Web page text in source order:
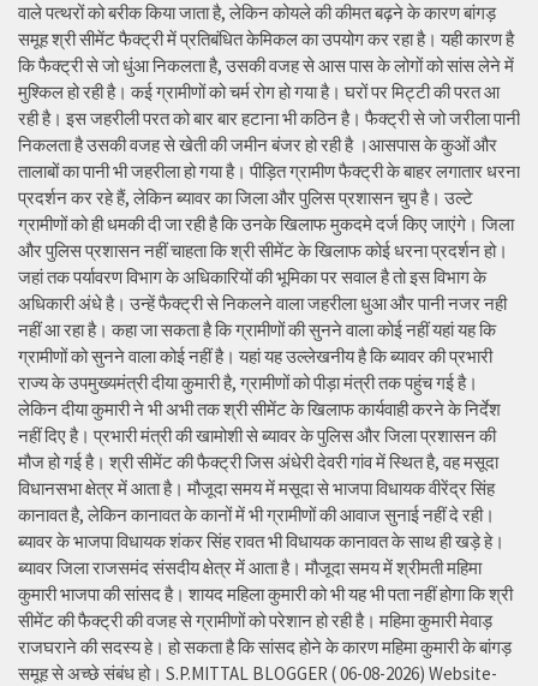
वाले पत्थरों को बरीक किया जाता है, लेकिन कोयले की कीमत बढ़ने के कारण बांगड़
समूह श्री सीमेंट फैक्ट्री में प्रतिबंधित केमिकल का उपयोग कर रहा है। यही कारण है
कि फैक्ट्री से जो धुंआ निकलता है, उसकी वजह से आस पास के लोगों को सांस लेने में
मुश्किल हो रही है। कई ग्रामीणों को चर्म रोग हो गया है। घरों पर मिट्टी की परत आ
रही है। इस जहरीली परत को बार बार हटाना भी कठिन है। फैक्ट्री से जो जरीला पानी
निकलता है उसकी वजह से खेती की जमीन बंजर हो रही है ।आसपास के कुओं और
तालाबों का पानी भी जहरीला हो गया है। पीड़ित ग्रामीण फैक्ट्री के बाहर लगातार धरना
प्रदर्शन कर रहे हैं, लेकिन ब्यावर का जिला और पुलिस प्रशासन चुप है। उल्टे
ग्रामीणों को ही धमकी दी जा रही है कि उनके खिलाफ मुकदमे दर्ज किए जाएंगे। जिला
और पुलिस प्रशासन नहीं चाहता कि श्री सीमेंट के खिलाफ कोई धरना प्रदर्शन हो।
जहां तक पर्यावरण विभाग के अधिकारियों की भूमिका पर सवाल है तो इस विभाग के
अधिकारी अंधे है। उन्हें फैक्ट्री से निकलने वाला जहरीला धुआ और पानी नजर नही
नहीं आ रहा है। कहा जा सकता है कि ग्रामीणों की सुनने वाला कोई नहीं यहां यह कि
ग्रामीणों को सुनने वाला कोई नहीं है। यहां यह उल्लेखनीय है कि ब्यावर की प्रभारी
राज्य के उपमुख्यमंत्री दीया कुमारी है, ग्रामीणों को पीड़ा मंत्री तक पहुंच गई है।
लेकिन दीया कुमारी ने भी अभी तक श्री सीमेंट के खिलाफ कार्यवाही करने के निर्देश
नहीं दिए है। प्रभारी मंत्री की खामोशी से ब्यावर के पुलिस और जिला प्रशासन की
मौज हो गई है। श्री सीमेंट की फैक्ट्री जिस अंधेरी देवरी गांव में स्थित है, वह मसूदा
विधानसभा क्षेत्र में आता है। मौजूदा समय में मसूदा से भाजपा विधायक वीरेंद्र सिंह
कानावत है, लेकिन कानावत के कानों में भी ग्रामीणों की आवाज सुनाई नहीं दे रही।
ब्यावर के भाजपा विधायक शंकर सिंह रावत भी विधायक कानावत के साथ ही खड़े हे।
ब्यावर जिला राजसमंद संसदीय क्षेत्र में आता है। मौजूदा समय में श्रीमती महिमा
कुमारी भाजपा की सांसद है। शायद महिला कुमारी को भी यह भी पता नहीं होगा कि श्री
सीमेंट की फैक्ट्री की वजह से ग्रामीणों को परेशान हो रही है। महिमा कुमारी मेवाड़
राजघराने की सदस्य हे। हो सकता है कि सांसद होने के कारण महिमा कुमारी के बांगड़
समूह से अच्छे संबंध हो। S.P.MITTAL BLOGGER ( 06-08-2026) Website-